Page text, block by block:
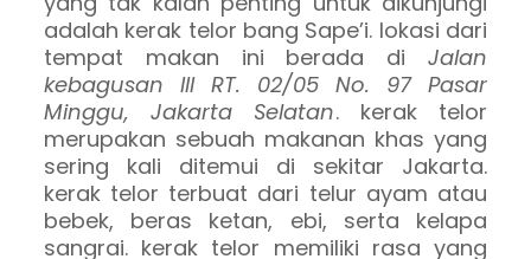
adalah kerak telor bang Sape’i. lokasi dari
tempat makan ini berada diJalan
kebagusan III RT. 02/05 No. 97 Pasar
Minggu, Jakarta Selatan. kerak telor
merupakan sebuah makanan khas yang
sering kali ditemui di sekitar Jakarta.
kerak telor terbuat dari telur ayam atau
bebek, beras ketan, ebi, serta kelapa
sangrai. kerak telor memiliki rasa yang